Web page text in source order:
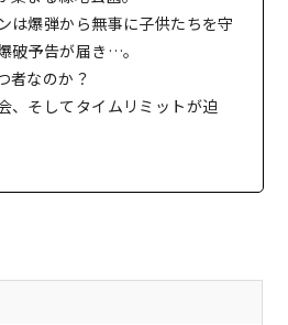
は爆弾から無事に子供たちを守
破予告が届き…。
者なのか？
、そしてタイムリミットが迫